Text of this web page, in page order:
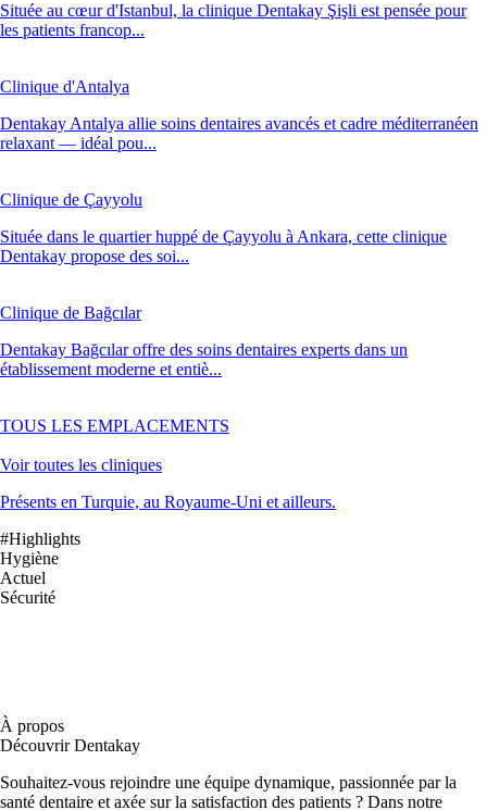
Située au cœur d'Istanbul, la clinique Dentakay Şişli est pensée pour
les patients francop...
Clinique d'Antalya
Dentakay Antalya allie soins dentaires avancés et cadre méditerranéen
relaxant — idéal pou...
Clinique de Çayyolu
Située dans le quartier huppé de Çayyolu à Ankara, cette clinique
Dentakay propose des soi...
Clinique de Bağcılar
Dentakay Bağcılar offre des soins dentaires experts dans un
établissement moderne et entiè...
TOUS LES EMPLACEMENTS
Voir toutes les cliniques
Présents en Turquie, au Royaume-Uni et ailleurs.
#Highlights
Hygiène
Actuel
Sécurité
À propos
Découvrir Dentakay
Souhaitez-vous rejoindre une équipe dynamique, passionnée par la
santé dentaire et axée sur la satisfaction des patients ? Dans notre